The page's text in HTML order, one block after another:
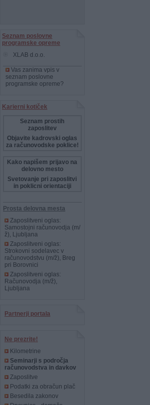
Seznam poslovne
programske opreme
XLAB d.o.o.
Vas zanima vpis v
seznam poslovne
programske opreme?
Karierni kotiček
Seznam prostih
zaposlitev
Objavite kadrovski oglas
za računovodske poklice!
Kako napišem prijavo na
delovno mesto
Svetovanje pri zaposlitvi
in poklicni orientaciji
Prosta delovna mesta
Zaposlitveni oglas:
Samostojni računovodja (m/
ž), Ljubljana
Zaposlitveni oglas:
Strokovni sodelavec v
računovodstvu (m/ž), Breg
pri Borovnici
Zaposlitveni oglas:
Računovodja (m/ž),
Ljubljana
Partnerji portala
Ne prezrite!
Kilometrine
Seminarji s področja
računovodstva in davkov
Zaposlitve
Podatki za obračun plač
Besedila zakonov